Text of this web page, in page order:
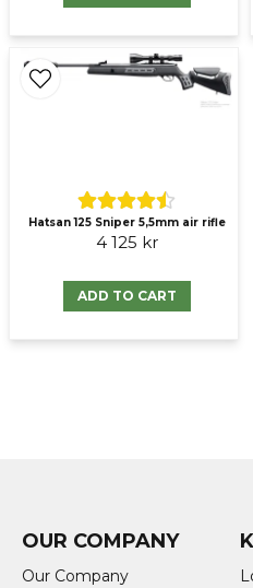
Hatsan 125 Sniper 5,5mm air rifle
4 125 kr
ADD TO CART
OUR COMPANY
Our Company